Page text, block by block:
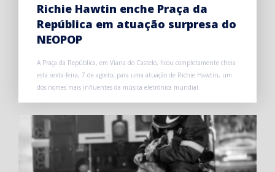
Richie Hawtin enche Praça da
República em atuação surpresa do
NEOPOP
A Praça da República, em Viana do Castelo, ficou completamente cheia
esta sexta-feira, 7 de agosto, para uma atuação de Richie Hawtin, um
dos nomes mais influentes da música eletrónica mundial.